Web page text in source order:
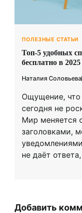
ПОЛЕЗНЫЕ СТАТЬИ
Топ-5 удобных
бесплатно в 2025
Наталия Соловьева
Ощущение, что
сегодня не
Мир меняется
заголовками,
не даёт
Добавить